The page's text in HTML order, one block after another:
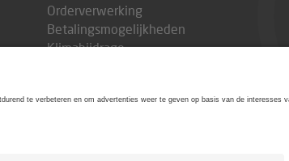
Orderverwerking
Betalingsmogelijkheden
Klimabijdrage